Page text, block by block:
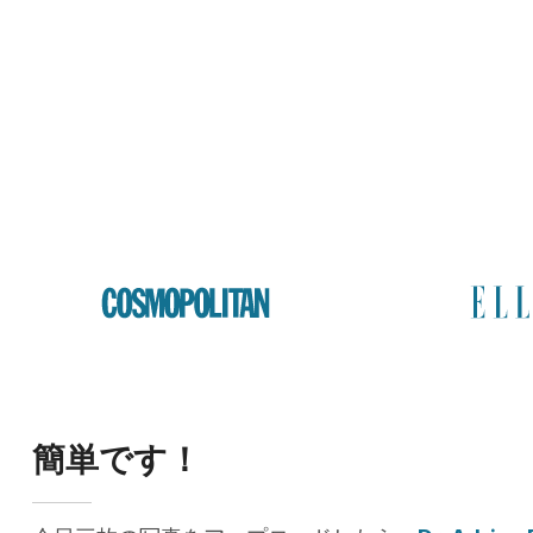
簡単です！